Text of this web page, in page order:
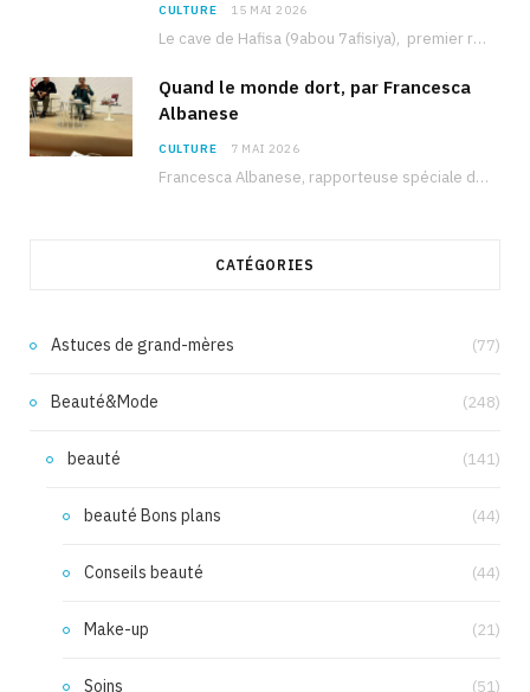
CULTURE 15 MAI 2026
Le cave de Hafisa (9abou 7afisiya), premier roman du journaliste tunisien Mohamed Amine Ben Hlel,…
Quand le monde dort, par Francesca
Albanese
CULTURE 7 MAI 2026
Francesca Albanese, rapporteuse spéciale de l’ONU sur les territoires palestiniens occupés, était à Tunis pour…
CATÉGORIES
Astuces de grand-mères (77)
Beauté&Mode (248)
beauté (141)
beauté Bons plans (44)
Conseils beauté (44)
Make-up (21)
Soins (51)